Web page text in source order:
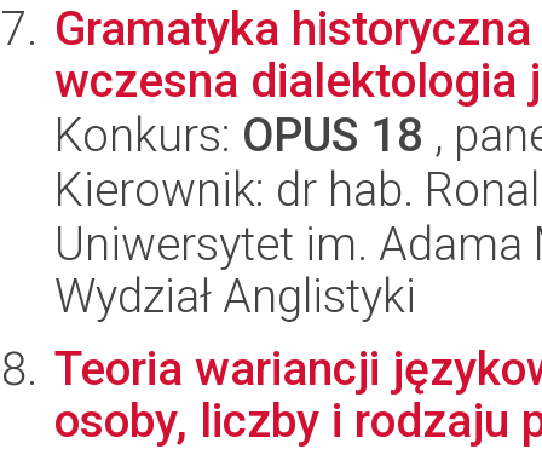
Gramatyka
wczesna dialektologia
Konkurs: OPUS 18 ,
Kierownik: dr hab.
Uniwersytet im.
Wydział Anglistyki
Teoria wariancji
osoby, liczby i rodzaju